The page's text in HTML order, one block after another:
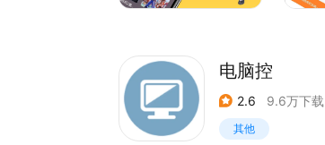
松访问和控制异地电脑PC开展工作。
电脑控
2.6 9.6万下载
其他